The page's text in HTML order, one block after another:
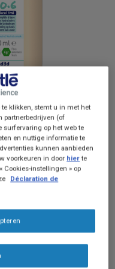
volledige
ml), op basis
met 36% vet
1 jaar.
of
te klikken, stemt u in met het
partnerbedrijven (of
op het web te
en nuttige informatie te
kunnen aanbieden
voorkeuren in door hier te
Cookies-instellingen » op
Déclaration de